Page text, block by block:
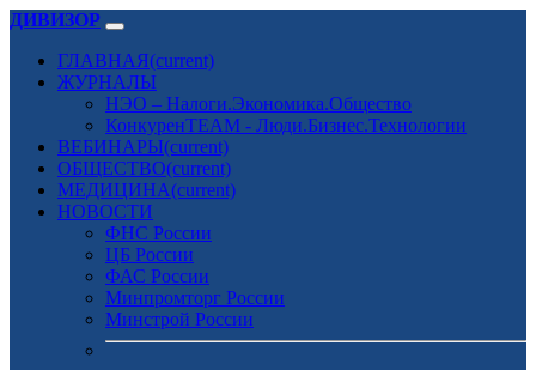
ДИВИЗОР
ГЛАВНАЯ(current)
ЖУРНАЛЫ
НЭО – Налоги.Экономика.Общество
КонкуренTEAM - Люди.Бизнес.Технологии
ВЕБИНАРЫ(current)
ОБЩЕСТВО(current)
МЕДИЦИНА(current)
НОВОСТИ
ФНС России
ЦБ России
ФАС России
Минпромторг России
Минстрой России